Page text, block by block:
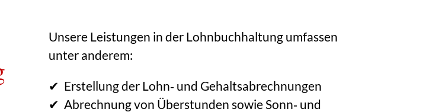
Unsere Leistungen in der Lohnbuchhaltung umfassen
unter anderem:
✔ Erstellung der Lohn‑ und Gehaltsabrechnungen
✔ Abrechnung von Überstunden sowie Sonn‑ und